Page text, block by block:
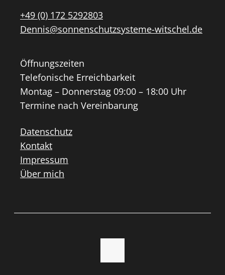
+49 (0) 172 5292803
Dennis@sonnenschutzsysteme-witschel.de
Öffnungszeiten
Telefonische Erreichbarkeit
Montag – Donnerstag 09:00 – 18:00 Uhr
Termine nach Vereinbarung
Datenschutz
Kontakt
Impressum
Über mich